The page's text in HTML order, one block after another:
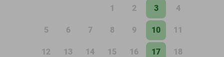
1 2 3 4
5 6 7 8 9 10 11
12 13 14 15 16 17 18